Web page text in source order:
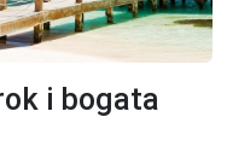
i bogata